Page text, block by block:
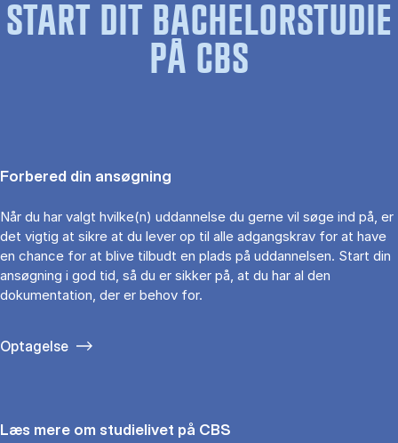
START DIT BACHELORSTUDIE
PÅ CBS
Forbered din ansøgning
Når du har valgt hvilke(n) uddannelse du gerne vil søge ind på, er
det vigtig at sikre at du lever op til alle adgangskrav for at have
en chance for at blive tilbudt en plads på uddannelsen. Start din
ansøgning i god tid, så du er sikker på, at du har al den
dokumentation, der er behov for.
Optagelse
Læs mere om studielivet på CBS